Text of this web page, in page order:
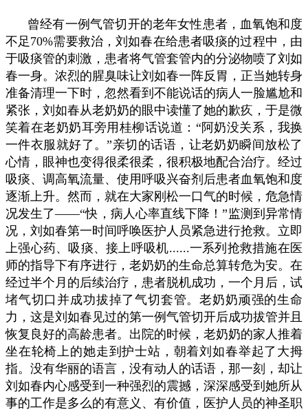
曾经有一例气管切开的老年女性患者，血氧饱和度
不足70%需要救治，刘如春在给患者吸痰的过程中，由
于吸痰管的刺激，患者将气管套管内的分泌物喷了刘如
春一身。浓烈的腥臭味让刘如春一阵反胃，正当她转身
准备清理一下时，忽然看到不能说话的病人一脸尴尬和
紧张，刘如春从老奶奶的眼中读懂了她的歉疚，于是微
笑着在老奶奶耳旁用桂柳话说道：“阿奶没关系，我换
一件衣服就好了。”亲切的话语，让老奶奶瞬间放松了
心情，眼神也变得很柔很柔，很积极地配合治疗。经过
吸痰、调高氧流量、使用呼吸兴奋剂后患者血氧饱和度
逐渐上升。然而，就在大家刚松一口气的时候，危急情
况发生了——“快，病人心率直线下降！”监测到异常情
况，刘如春第一时间呼唤医护人员紧急进行抢救。立即
上强心药、吸痰、接上呼吸机......一系列抢救措施在医
师的指导下有序进行，老奶奶的生命总算转危为安。在
经过半个月的后续治疗，患者脱机成功，一个月后，试
堵气切口并成功拔掉了气切套管。老奶奶顽强的生命
力，这是刘如春见过的第一例气管切开后成功拔管并且
恢复良好的高龄患者。出院的时候，老奶奶的家人推着
坐在轮椅上的她走到护士站，朝着刘如春举起了大拇
指。没有华丽的语言，没有动人的话语，那一刻，却让
刘如春内心感受到一种强烈的震撼，深深感受到她所从
事的工作是多么的有意义、有价值，医护人员的神圣职